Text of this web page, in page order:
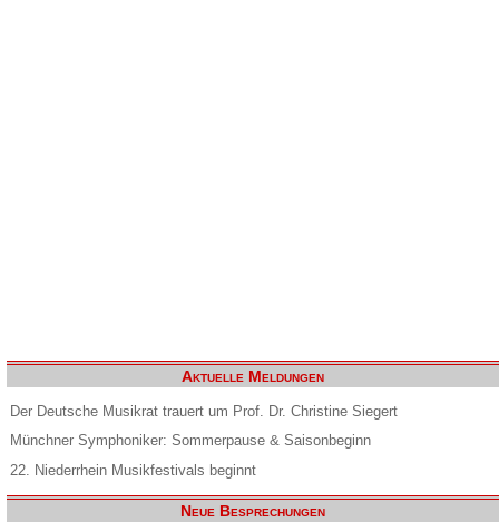
Aktuelle Meldungen
Der Deutsche Musikrat trauert um Prof. Dr. Christine Siegert
Münchner Symphoniker: Sommerpause & Saisonbeginn
22. Niederrhein Musikfestivals beginnt
Neue Besprechungen